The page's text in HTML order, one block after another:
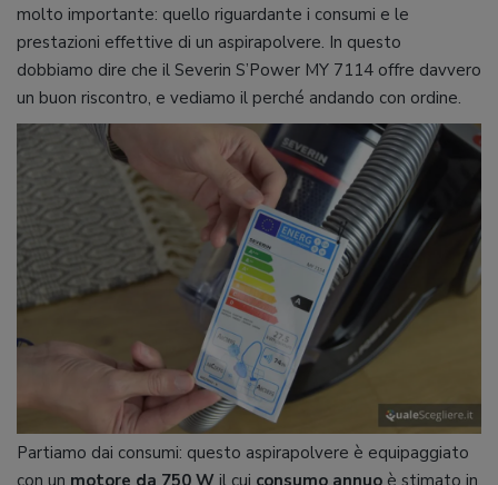
molto importante: quello riguardante i consumi e le
prestazioni effettive di un aspirapolvere. In questo
dobbiamo dire che il Severin S’Power MY 7114 offre davvero
un buon riscontro, e vediamo il perché andando con ordine.
Partiamo dai consumi: questo aspirapolvere è equipaggiato
con un motore da 750 W il cui consumo annuo è stimato in